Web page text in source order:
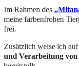
Im Rahmen des
meine farbenfrohen
frei.
Zusätzlich weise ich
und Verarbeitung